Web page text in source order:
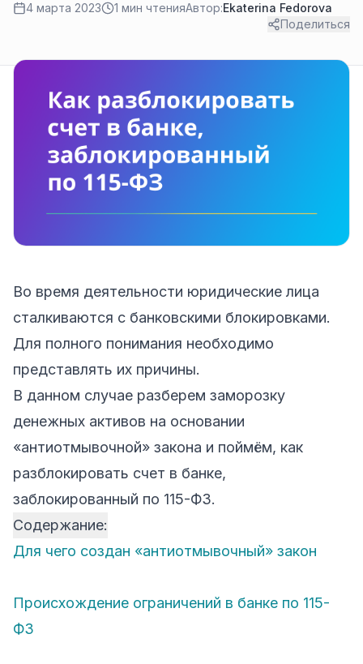
4 марта 2023 1 мин чтенияАвтор:Ekaterina Fedorova
Поделиться
Во время деятельности юридические лица
сталкиваются с банковскими блокировками.
Для полного понимания необходимо
представлять их причины.
В данном случае разберем заморозку
денежных активов на основании
«антиотмывочной» закона и поймём, как
разблокировать счет в банке,
заблокированный по 115-ФЗ.
Содержание:
Для чего создан «антиотмывочный» закон
Происхождение ограничений в банке по 115-
ФЗ